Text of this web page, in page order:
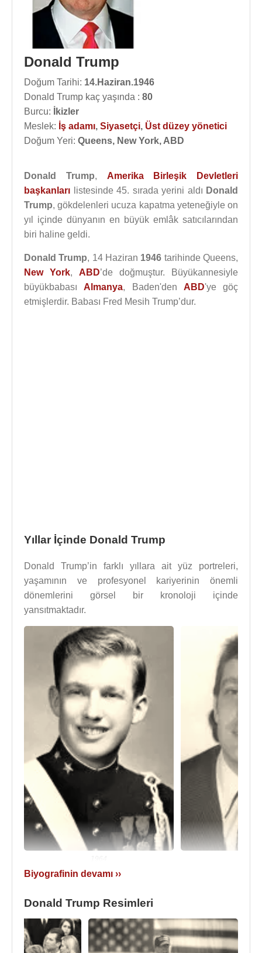
Donald Trump
Doğum Tarihi: 14.Haziran.1946
Donald Trump kaç yaşında : 80
Burcu:
İkizler
Meslek: İş adamı, Siyasetçi, Üst düzey yönetici
Doğum Yeri: Queens, New York, ABD
Donald Trump, Amerika Birleşik Devletleri
başkanları listesinde 45. sırada yerini aldı Donald
Trump, gökdelenleri ucuza kapatma yeteneğiyle on
yıl içinde dünyanın en büyük emlâk satıcılarından
biri haline geldi.
Donald Trump, 14 Haziran 1946 tarihinde Queens,
New York, ABD’de doğmuştur. Büyükannesiyle
büyükbabasıAlmanya, Baden'den ABD'ye göç
etmişlerdir. Babası Fred Mesih Trump’dur.
Yıllar İçinde Donald Trump
Donald Trump’in farklı yıllara ait yüz portreleri,
yaşamının ve profesyonel kariyerinin önemli
dönemlerini görsel bir kronoloji içinde
yansıtmaktadır.
bitirmeden ayrılmak zorunda kaldı. Ardından Askeri
okulda okudu. 1968'den sonra Pennsylvania'daki
Wharton Institute'de işletme bilimleri eğitimi gördü.
Biyografinin devamı ››
Donald Trump Resimleri